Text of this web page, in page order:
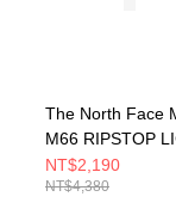
The North Face
M66 RIPSTOP
CARGO PANT-
長褲
NT$2,190
NT$4,380